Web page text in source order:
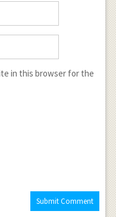
in this browser for the